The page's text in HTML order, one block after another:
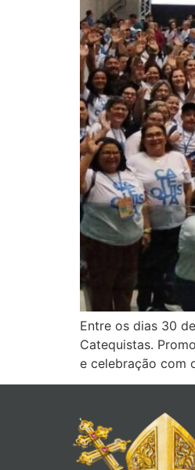
Entre os dias 30
Catequistas.
e celebração com